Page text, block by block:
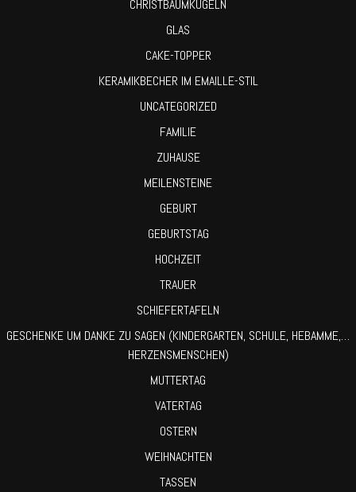
CHRISTBAUMKUGELN
GLAS
CAKE-TOPPER
KERAMIKBECHER IM EMAILLE-STIL
UNCATEGORIZED
FAMILIE
ZUHAUSE
MEILENSTEINE
GEBURT
GEBURTSTAG
HOCHZEIT
TRAUER
SCHIEFERTAFELN
GESCHENKE UM DANKE ZU SAGEN (KINDERGARTEN, SCHULE, HEBAMME,…
HERZENSMENSCHEN)
MUTTERTAG
VATERTAG
OSTERN
WEIHNACHTEN
TASSEN